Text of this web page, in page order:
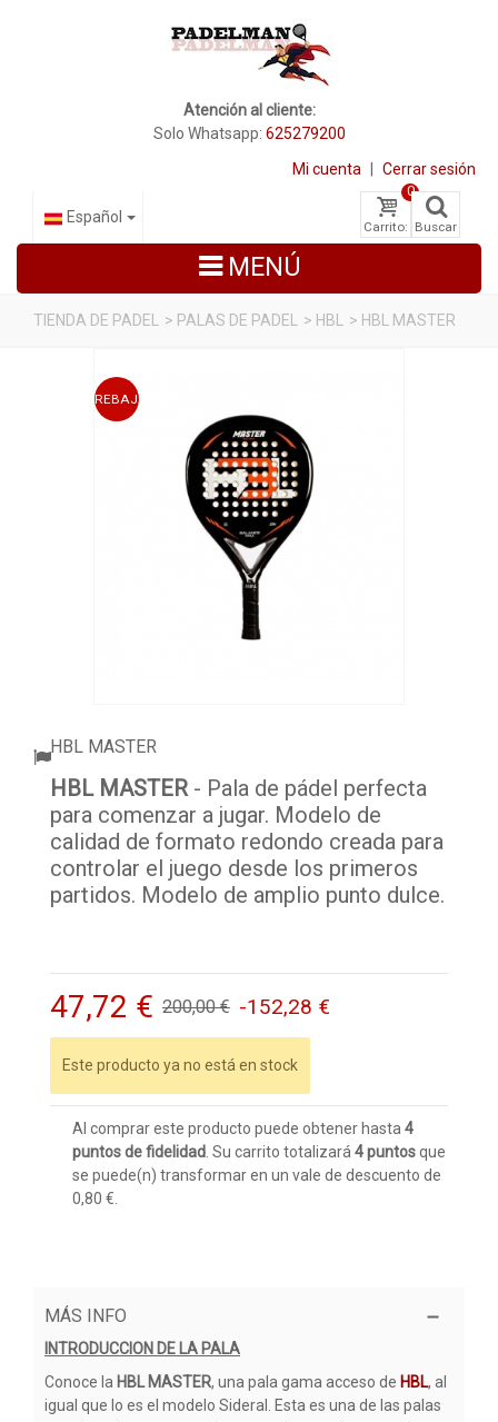
Atención al cliente:
Solo Whatsapp: 625279200
Mi cuenta Cerrar sesión
Carrito:
0
Buscar
Español
MENÚ
ZAPATILLAS DE PADEL
TIENDA DE PADEL > PALAS DE PADEL > HBL > HBL MASTER
REBAJADO
HBL MASTER
HBL MASTER - Pala de pádel perfecta
para comenzar a jugar. Modelo de
calidad de formato redondo creada para
controlar el juego desde los primeros
partidos. Modelo de amplio punto dulce.
47,72 € 200,00 € -152,28 €
Este producto ya no está en stock
Al comprar este producto puede obtener hasta 4
puntos de fidelidad . Su carrito totalizará 4puntosque
se puede(n) transformar en un vale de descuento de
0,80 €
MÁS INFO
INTRODUCCION DE LA PALA
Conoce la HBL MASTER, una pala gama acceso de HBL, al
igual que lo es el modelo Sideral. Esta es una de las palas